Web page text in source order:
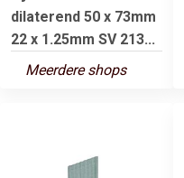
dilaterend 50 x 73mm
22 x 1.25mm SV 213...
Meerdere shops